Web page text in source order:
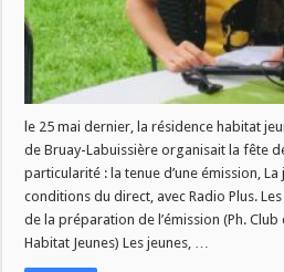
le 25 mai dernier, la résidence habitat
de Bruay-Labuissière organisait la fête
particularité : la tenue d’une émission,
conditions du direct, avec Radio Plus.
de la préparation de l’émission (Ph.
Habitat Jeunes) Les jeunes, …